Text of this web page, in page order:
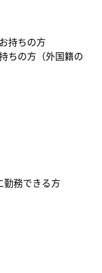
持ちの方
ちの方（外国籍の
勤務できる方